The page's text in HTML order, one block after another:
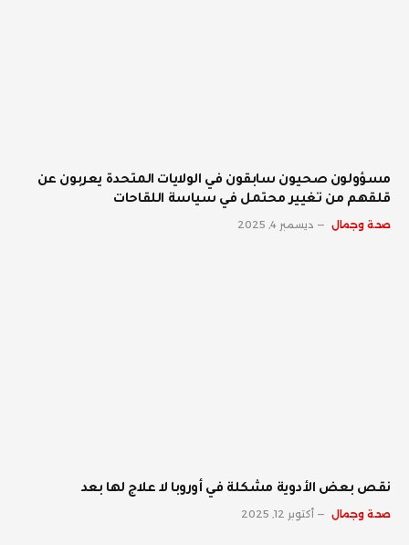
مسؤولون صحيون سابقون في الولايات المتحدة يعربون عن
قلقهم من تغيير محتمل في سياسة اللقاحات
صحة وجمال ديسمبر 4, 2025
نقص بعض الأدوية مشكلة في أوروبا لا علاج لها بعد
صحة وجمال أكتوبر 12, 2025